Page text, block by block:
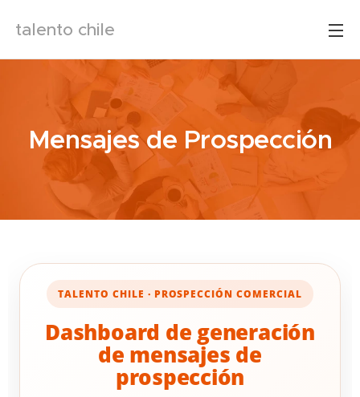
talento chile
Mensajes de Prospección
TALENTO CHILE · PROSPECCIÓN COMERCIAL
Dashboard de generación
de mensajes de
prospección